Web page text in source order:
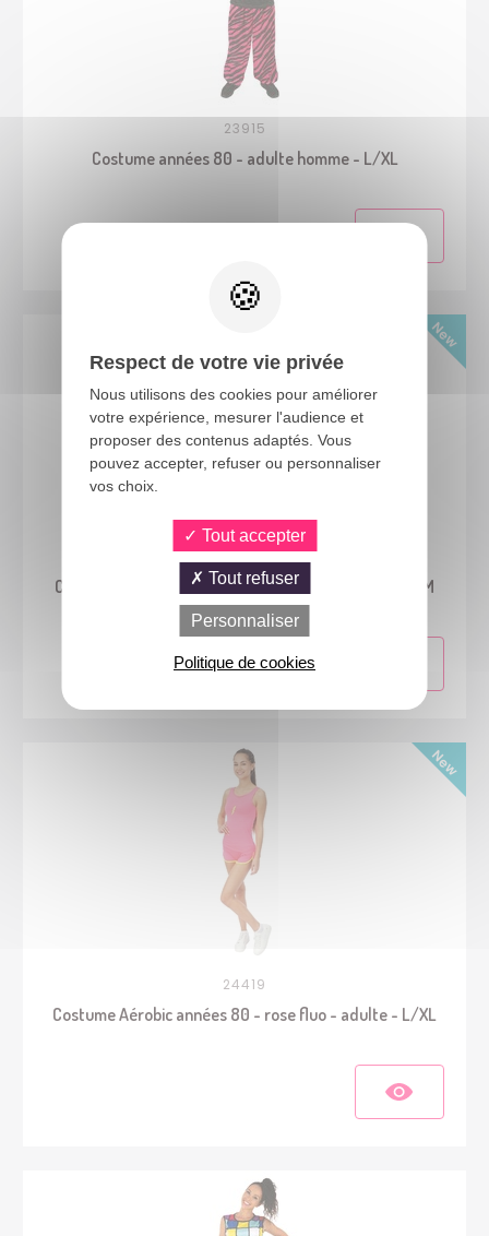
23915
Costume années 80 - adulte homme - L/XL
24418
Costume Aérobic années 80 - rose fluo - adulte - S/M
24419
Costume Aérobic années 80 - rose fluo - adulte - L/XL
Respect de votre vie privée
Nous utilisons des cookies pour améliorer
votre expérience, mesurer l'audience et
proposer des contenus adaptés. Vous
pouvez accepter, refuser ou personnaliser
vos choix.
Tout accepter
Tout refuser
Personnaliser
Politique de cookies